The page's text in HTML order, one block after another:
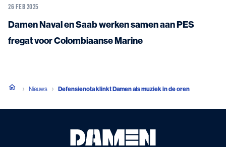
26 FEB 2025
Damen Naval en Saab werken samen aan PES
fregat voor Colombiaanse Marine
Nieuws Defensienota klinkt Damen als muziek in de oren